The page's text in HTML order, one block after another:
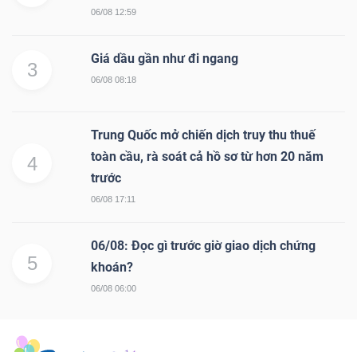
06/08 12:59
3
Giá dầu gần như đi ngang
06/08 08:18
4
Trung Quốc mở chiến dịch truy thu thuế
toàn cầu, rà soát cả hồ sơ từ hơn 20 năm
trước
06/08 17:11
5
06/08: Đọc gì trước giờ giao dịch chứng
khoán?
06/08 06:00